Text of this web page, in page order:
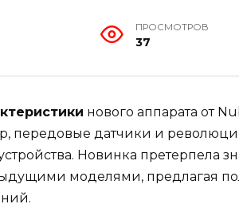
ПРОСМОТРОВ
37
нового аппарата от
передовые датчики и
Новинка претерпела
моделями, предлагая